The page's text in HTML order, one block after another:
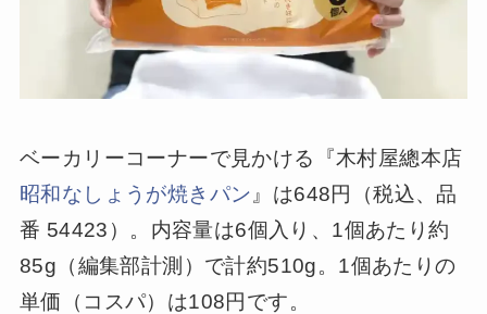
ベーカリーコーナーで見かける『木村屋總本店
昭和なしょうが焼きパン 』は648円（税込、品
番 54423）。内容量は6個入り、1個あたり約
85g（編集部計測）で計約510g。1個あたりの
単価（コスパ）は108円です。